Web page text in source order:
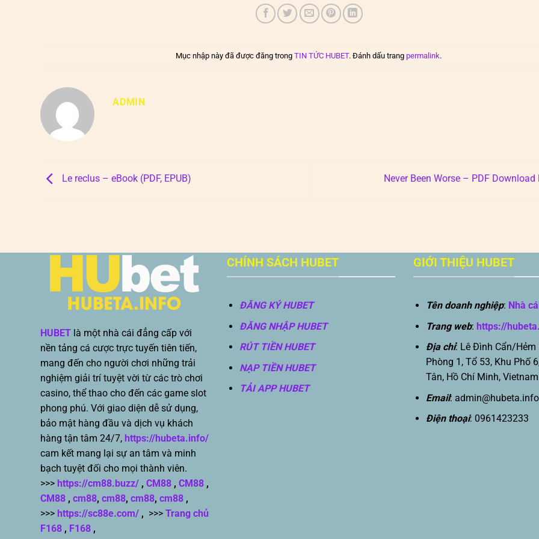
Mục nhập này đã được đăng trongTIN TỨC HUBET. Đánh dấu trang permalink.
ADMIN
Le reclus – eBook (PDF, EPUB) Never Been Worse – PDF Download
HUBET là một nhà cái đẳng cấp với
nền tảng cá cược trực tuyến tiên tiến,
mang đến cho người chơi những trải
nghiệm giải trí tuyệt vời từ các trò chơi
casino, thể thao cho đến các game slot
phong phú. Với giao diện dễ sử dụng,
bảo mật hàng đầu và dịch vụ khách
hàng tận tâm 24/7, https://hubeta.info/
cam kết mang lại sự an tâm và minh
bạch tuyệt đối cho mọi thành viên.
>>> https://cm88.buzz/ , CM88 , CM88 ,
CM88 , cm88, cm88, cm88, cm88 ,
>>> https://sc88e.com/ , >>> Trang chủ
F168 , F168 ,
CHÍNH SÁCH HUBET
ĐĂNG KÝ HUBET
ĐĂNG NHẬP HUBET
RÚT TIỀN HUBET
NẠP TIỀN HUBET
TẢI APP HUBET
GIỚI THIỆU HUBET
Tên doanh nghiệp: Nhà
Trang web: https://
Địa chỉ: Lê Đình Cẩn/Hẻm
Phòng 1, Tổ 53, Khu Phố
Tân, Hồ Chí Minh, Vietnam
Email: admin@hubeta.info
Điện thoại: 0961423233